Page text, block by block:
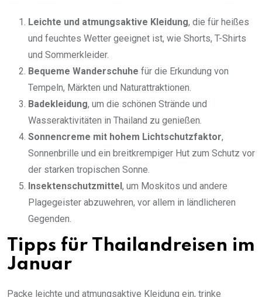
Leichte und atmungsaktive Kleidung, die für heißes
und feuchtes Wetter geeignet ist, wie Shorts, T-Shirts
und Sommerkleider.
Bequeme Wanderschuhe für die Erkundung von
Tempeln, Märkten und Naturattraktionen.
Badekleidung, um die schönen Strände und
Wasseraktivitäten in Thailand zu genießen.
Sonnencreme mit hohem Lichtschutzfaktor,
Sonnenbrille und ein breitkrempiger Hut zum Schutz vor
der starken tropischen Sonne.
Insektenschutzmittel, um Moskitos und andere
Plagegeister abzuwehren, vor allem in ländlicheren
Gegenden.
Tipps für Thailandreisen im
Januar
Packe leichte und atmungsaktive Kleidung ein, trinke